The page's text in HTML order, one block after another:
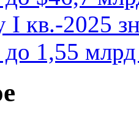
2025
1,55